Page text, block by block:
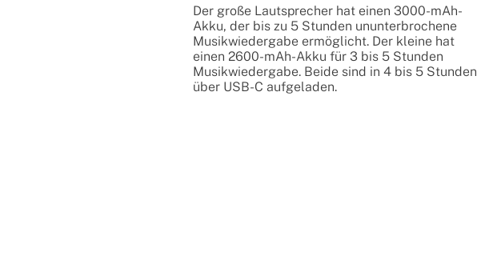
Der große Lautsprecher hat einen 3000-mAh-
Akku, der bis zu 5 Stunden ununterbrochene
Musikwiedergabe ermöglicht. Der kleine hat
einen 2600-mAh-Akku für 3 bis 5 Stunden
Musikwiedergabe. Beide sind in 4 bis 5 Stunden
über USB-C aufgeladen.